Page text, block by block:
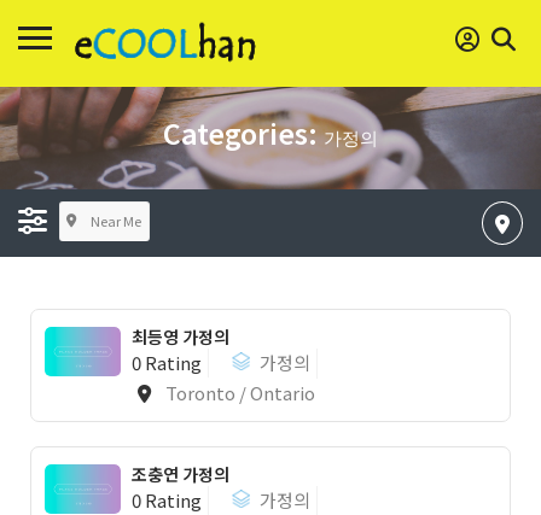
Categories:가정의
Near Me
최등영 가정의
0 Rating
가정의
Toronto / Ontario
조충연 가정의
0 Rating
가정의